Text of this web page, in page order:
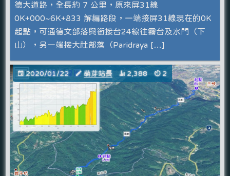
德大道路，全長約 7 公里，原來屏31線
0K+000~6K+833 解編路段，一端接屏31線現在的0K
起點，可通德文部落與銜接台24線往霧台及水門（下
山），另一端接大社部落（Paridraya […]
2020/01/22 萌芽站長 2,388 2